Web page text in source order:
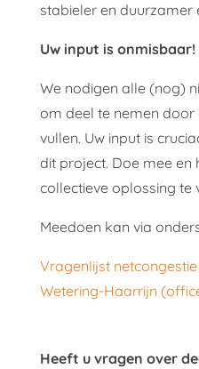
stabieler en duurzamer
Uw input is onmisbaar!
We nodigen alle (nog)
om deel te nemen door
vullen. Uw input is
dit project. Doe mee en
collectieve oplossing te
Meedoen kan via
Vragenlijst
Wetering-Haarrijn
Heeft u vragen over